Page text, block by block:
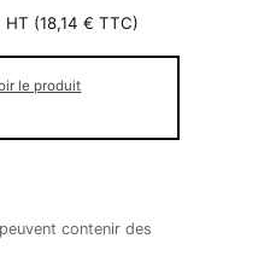
HT (18,14€ TTC)
le produit
contenir des